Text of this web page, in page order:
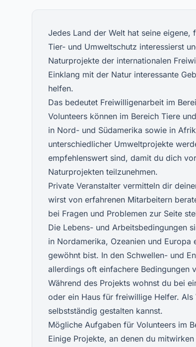
Jedes Land der Welt hat seine
Tier- und Umweltschutz interessierst
Naturprojekte der internationalen
Einklang mit der Natur interessante
helfen.
Das bedeutet Freiwilligenarbeit im
Volunteers können im Bereich Tiere
in Nord- und Südamerika sowie in
unterschiedlicher Umweltprojekte
empfehlenswert sind, damit du dich
Naturprojekten teilzunehmen.
Private Veranstalter vermitteln dir
wirst von erfahrenen Mitarbeitern
bei Fragen und Problemen zur Seite
Die Lebens- und Arbeitsbedingungen
in Nordamerika, Ozeanien und
gewöhnt bist. In den Schwellen- und
allerdings oft einfachere Bedingungen
Während des Projekts wohnst du bei
oder ein Haus für freiwillige Helfer.
selbstständig gestalten kannst.
Mögliche Aufgaben für Volunteers im
Einige Projekte, an denen du